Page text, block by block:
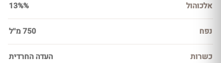
אלכוהול 13%%
נפח 750 מ''ל
כשרות העדה החרדית